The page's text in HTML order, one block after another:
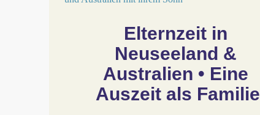
Elternzeit in
Neuseeland &
Australien • Eine
Auszeit als Familie